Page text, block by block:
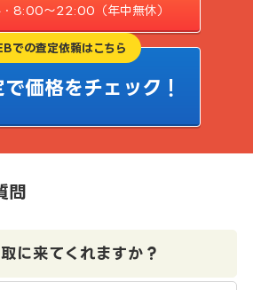
・8:00〜22:00（年中無休）
での査定依頼はこちら
価格をチェック！
問
に来てくれますか？